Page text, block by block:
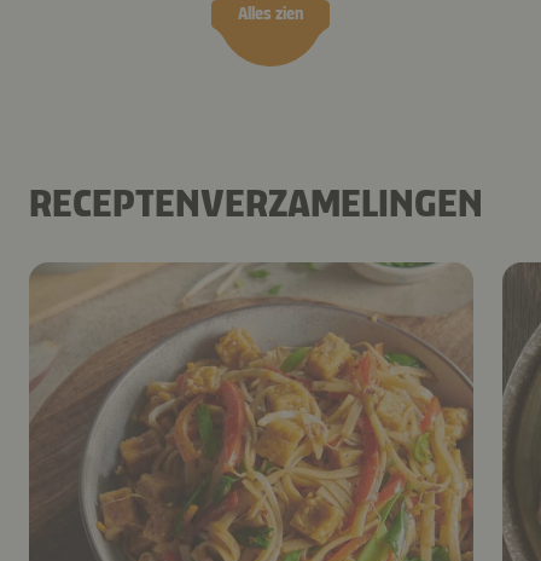
Alles zien
RECEPTENVERZAMELINGEN